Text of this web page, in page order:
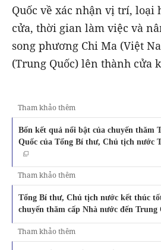
Quốc về xác nhận vị trí,
cửa, thời gian làm việc và
song phương Chi Ma (Việt
(Trung Quốc) lên thành cửa
Tham khảo thêm
Bốn kết quả nổi bật của chuyến thăm
Quốc của Tổng Bí thư, Chủ tịch nước
Tham khảo thêm
Tổng Bí thư, Chủ tịch nước kết thúc
chuyến thăm cấp Nhà nước đến Trung
Tham khảo thêm